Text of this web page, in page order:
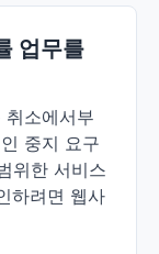
업무를
소에서부
중지 요구
위한 서비스
하려면 웹사